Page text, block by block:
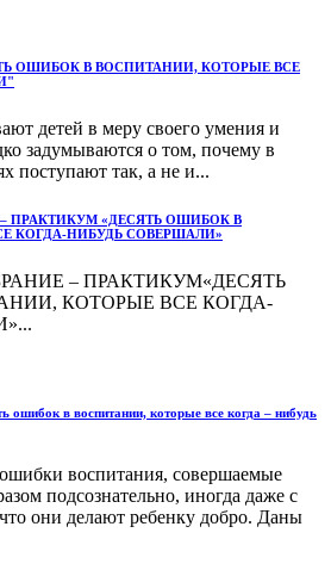
ОШИБОК В ВОСПИТАНИИ, КОТОРЫЕ ВСЕ
детей в меру своего умения и
задумываются о том, почему в
поступают так, а не и...
ПРАКТИКУМ «ДЕСЯТЬ ОШИБОК В
КОГДА-НИБУДЬ СОВЕРШАЛИ»
– ПРАКТИКУМ«ДЕСЯТЬ
КОТОРЫЕ ВСЕ КОГДА-
ошибок в воспитании, которые все когда – нибудь
воспитания, совершаемые
подсознательно, иногда даже с
они делают ребенку добро. Даны